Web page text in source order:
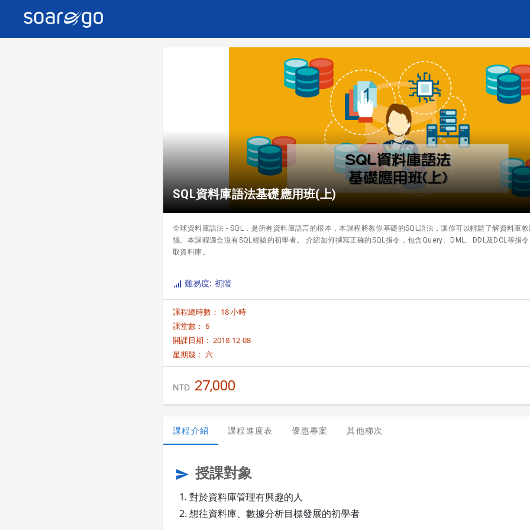
SQL資料庫語法基礎應用班(上)
全球資料庫語法 - SQL，是所有資料庫語言的根本，本課程將教你基礎的SQL語法，讓你可以輕鬆了解資料庫
惱。本課程適合沒有SQL經驗的初學者。 介紹如何撰寫正確的SQL指令，包含Query、DML、DDL及DCL等指
取資料庫。
難易度: 初階
課程總時數： 18 小時
課堂數： 6
開課日期： 2018-12-08
星期幾： 六
NTD 27,000
課程介紹 課程進度表 優惠專案 其他梯次
send 授課對象
對於資料庫管理有興趣的人
想往資料庫、數據分析目標發展的初學者